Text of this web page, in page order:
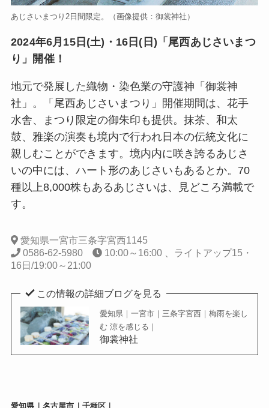
あじさいまつり2日間限定。（画像提供：御裳神社）
2024年6月15日(土)・16日(日)「尾西あじさいまつ
り」開催！
地元で発展した織物・染色業の守護神「御裳神
社」。「尾西あじさいまつり」開催期間は、花手
水舎、まつり限定の御朱印も提供。抹茶、和太
鼓、雅楽の演奏も境内で行われ日本の伝統文化に
親しむことができます。境内内に咲き誇るあじさ
いの中には、ハート形のあじさいもあるとか。70
種以上8,000株もあるあじさいは、見どころ満載で
す。
愛知県一宮市三条字宮西1145
0586-62-5980
10:00～16:00 、ライトアップ15・
16日/19:00～21:00
この情報の詳細ブログを見る
愛知県｜一宮市｜三条字宮西｜梅雨を楽し
む 涼を感じる｜
御裳神社